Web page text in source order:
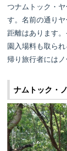
つナムトック・
す。名前の通り
距離はあります
園入場料も取ら
帰り旅行者にはノ
ナムトック・